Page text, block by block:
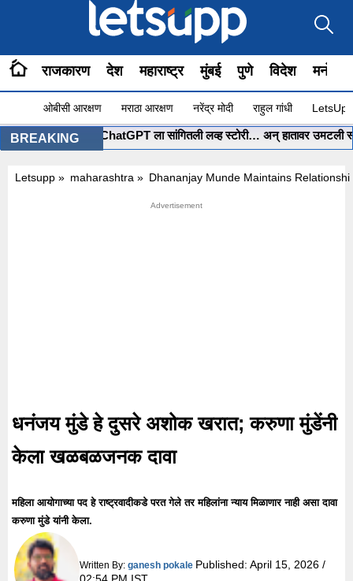
राजकारण देश महाराष्ट्र मुंबई पुणे विदेश
ओबीसी आरक्षण मराठा आरक्षण नरेंद्र मोदी राहुल गांधी
BREAKING
मुंबईच्या पोरीनं ChatGPT ला सांगितली लव्ह स्टोरी… अन् हातावर उमटली
Letsupp » maharashtra » Dhananjay Munde Maintains
धनंजय मुंडे हे दुसरे अशोक खरात; करुणा मुंडेंनी
केला खळबळजनक दावा
महिला आयोगाच्या पद हे राष्ट्रवादीकडे परत गेले तर महिलांना न्याय मिळाणार नाही असा दावा
करुणा मुंडे यांनी केला.
Written By: ganesh pokale Published: April 15, 2026 /
02:54 PM IST